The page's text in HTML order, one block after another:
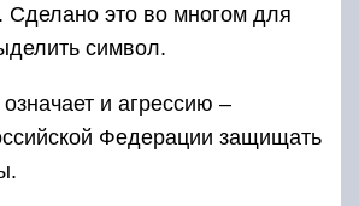
Сделано это во многом для
символ.
и агрессию –
Федерации защищать